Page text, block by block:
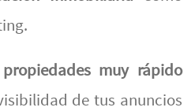
muy rápido
de tus anuncios